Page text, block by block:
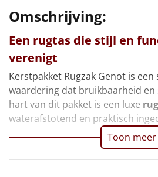
Alle artikelen
Overige
Ideeën
Personeel
Sinterklaaspakketten
Omschrijving:
Een rugtas die stijl en
verenigt
Kerstpakket Rugzak Genot is
waardering dat bruikbaarheid
hart van dit pakket is een luxe
waterafstotend en praktisch
Toon meer